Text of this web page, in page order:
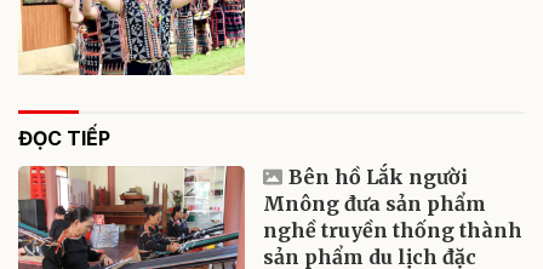
ĐỌC TIẾP
Bên hồ Lắk người
Mnông đưa sản phẩm
nghề truyền thống thành
sản phẩm du lịch đặc